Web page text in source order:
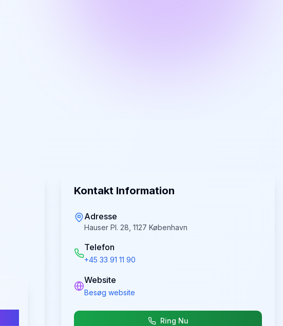
Kontakt Information
Adresse
Hauser Pl. 28, 1127 København
Telefon
+45 33 91 11 90
Website
Besøg website
Ring Nu